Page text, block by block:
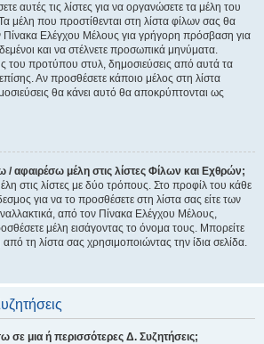
αυτές τις λίστες για να οργανώσετε τα μέλη του
μέλη που προστίθενται στη λίστα φίλων σας θα
Πίνακα Ελέγχου Μέλους για γρήγορη πρόσβαση για
και να στέλνετε προσωπικά μηνύματα.
του προτύπου στυλ, δημοσιεύσεις από αυτά τα
Αν προσθέσετε κάποιο μέλος στη λίστα
θα κάνει αυτό θα αποκρύπτονται ως
μέλη στις λίστες Φίλων και Εχθρών;
στις λίστες με δύο τρόπους. Στο προφίλ του κάθε
για να το προσθέσετε στη λίστα σας είτε των
από τον Πίνακα Ελέγχου Μέλους,
μέλη εισάγοντας το όνομα τους. Μπορείτε
τη λίστα σας χρησιμοποιώντας την ίδια σελίδα.
μια ή περισσότερες Δ. Συζητήσεις;